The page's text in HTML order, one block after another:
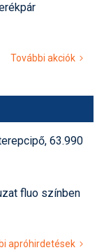
További akciók
63.990
fluo színben
apróhirdetések